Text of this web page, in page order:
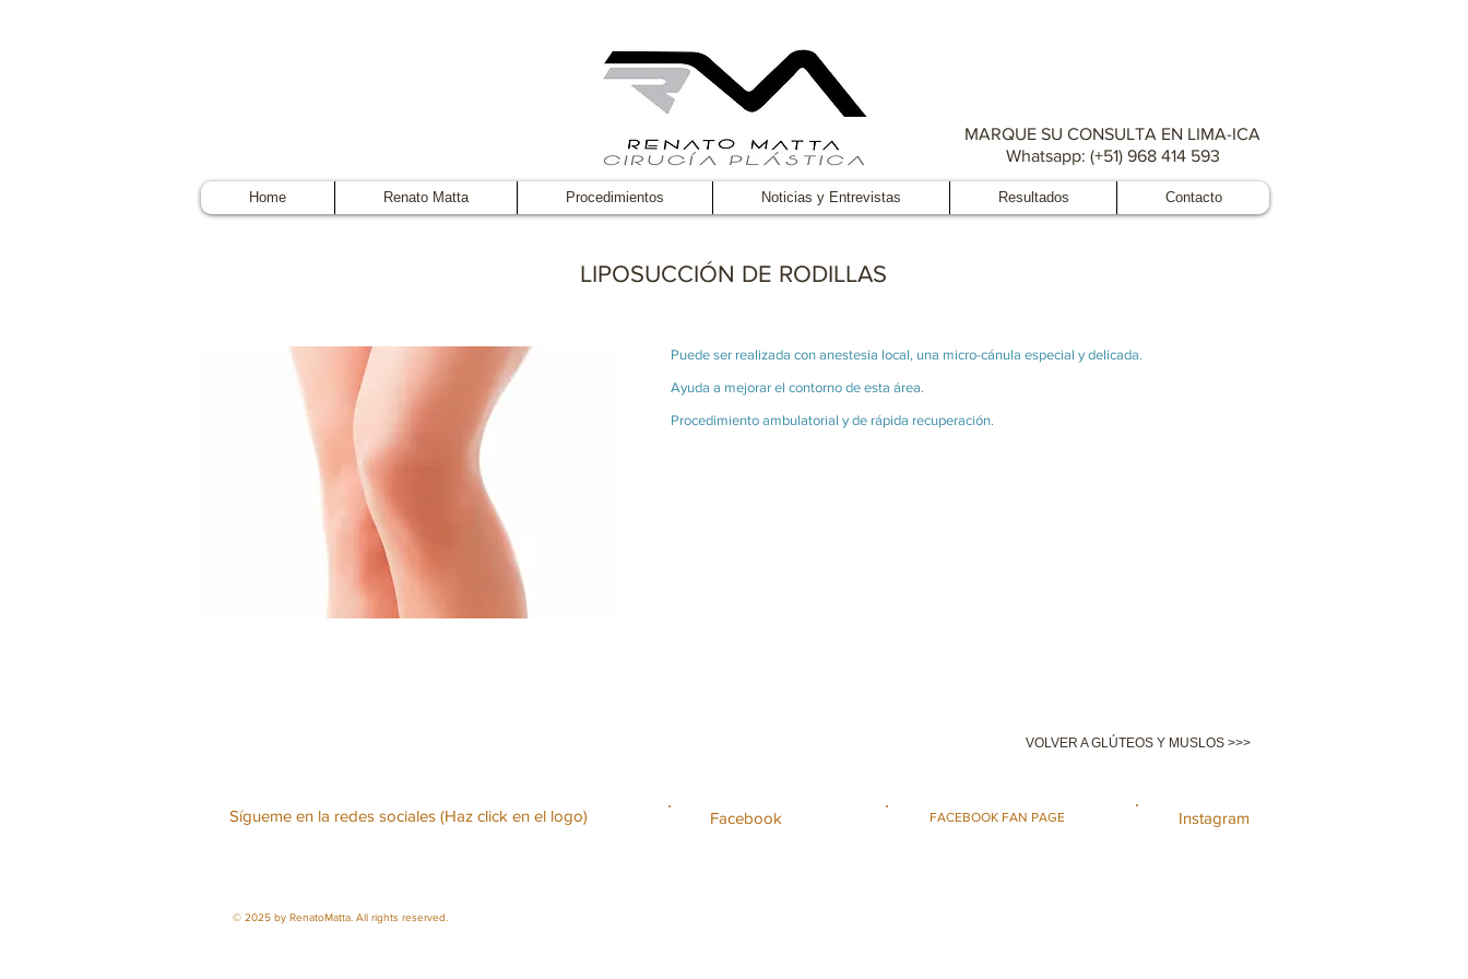
MARQUE SU CONSULTA EN LIMA-ICA
Whatsapp: (+51) 968 414 593
Home Renato Matta Procedimientos Noticias y Entrevistas Resultados Contacto
LIPOSUCCIÓN DE RODILLAS
Puede ser realizada con anestesia local, una micro-cánula especial y delicada.
Ayuda a mejorar el contorno de esta área.
Procedimiento ambulatorial y de rápida recuperación.
VOLVER A GLÚTEOS Y MUSLOS >>>
Sígueme en la redes sociales (Haz click en el logo) Facebook FACEBOOK FAN PAGE Instagram
© 2025 by RenatoMatta. All rights reserved.